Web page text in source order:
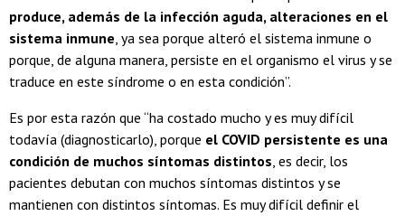
produce, además de la infección aguda, alteraciones en el
sistema inmune, ya sea porque alteró el sistema inmune o
porque, de alguna manera, persiste en el organismo el virus y se
traduce en este síndrome o en esta condición”.
Es por esta razón que “ha costado mucho y es muy difícil
todavía (diagnosticarlo), porque el COVID persistente es una
condición de muchos síntomas distintos, es decir, los
pacientes debutan con muchos síntomas distintos y se
mantienen con distintos síntomas. Es muy difícil definir el